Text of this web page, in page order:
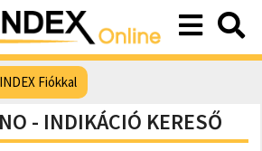
Fiókkal
- INDIKÁCIÓ KERESŐ